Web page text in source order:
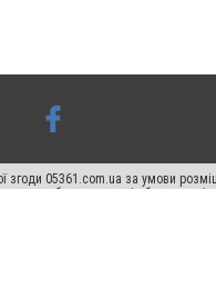
згоди 05361.com.ua за умови
абзацу в тексті або в